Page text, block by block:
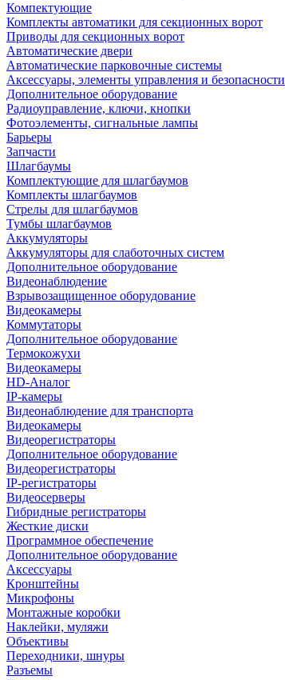
Компектующие
Комплекты автоматики для секционных ворот
Приводы для секционных ворот
Автоматические двери
Автоматические парковочные системы
Аксессуары, элементы управления и безопасности
Дополнительное оборудование
Радиоуправление, ключи, кнопки
Фотоэлементы, сигнальные лампы
Барьеры
Запчасти
Шлагбаумы
Комплектующие для шлагбаумов
Комплекты шлагбаумов
Стрелы для шлагбаумов
Тумбы шлагбаумов
Аккумуляторы
Аккумуляторы для слаботочных систем
Дополнительное оборудование
Видеонаблюдение
Взрывозащищенное оборудование
Видеокамеры
Коммутаторы
Дополнительное оборудование
Термокожухи
Видеокамеры
HD-Аналог
IP-камеры
Видеонаблюдение для транспорта
Видеокамеры
Видеорегистраторы
Дополнительное оборудование
Видеорегистраторы
IP-регистраторы
Видеосерверы
Гибридные регистраторы
Жесткие диски
Программное обеспечение
Дополнительное оборудование
Аксессуары
Кронштейны
Микрофоны
Монтажные коробки
Наклейки, муляжи
Объективы
Переходники, шнуры
Разъемы